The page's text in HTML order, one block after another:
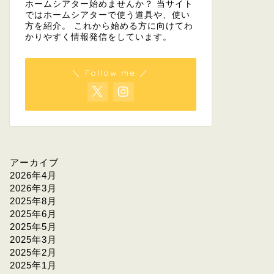
ホームシアター始めませんか？ 当サイト
ではホームシアターで使う道具や、使い
方を紹介。 これから始める方に向けてわ
かりやすく情報発信をしています。
＼ Follow me ／
アーカイブ
2026年4月
2026年3月
2025年8月
2025年6月
2025年5月
2025年3月
2025年2月
2025年1月